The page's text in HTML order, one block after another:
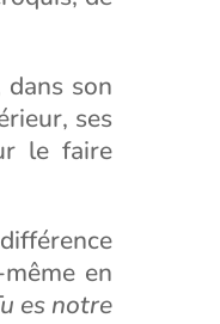
son
ses
le faire
en
es notre